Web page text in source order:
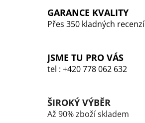
v
k
y
ý
p
i
GARANCE KVALITY
Přes 350 kladných recenzí
JSME TU PRO VÁS
tel : +420 778 062 632
ŠIROKÝ VÝBĚR
Až 90% zboží skladem